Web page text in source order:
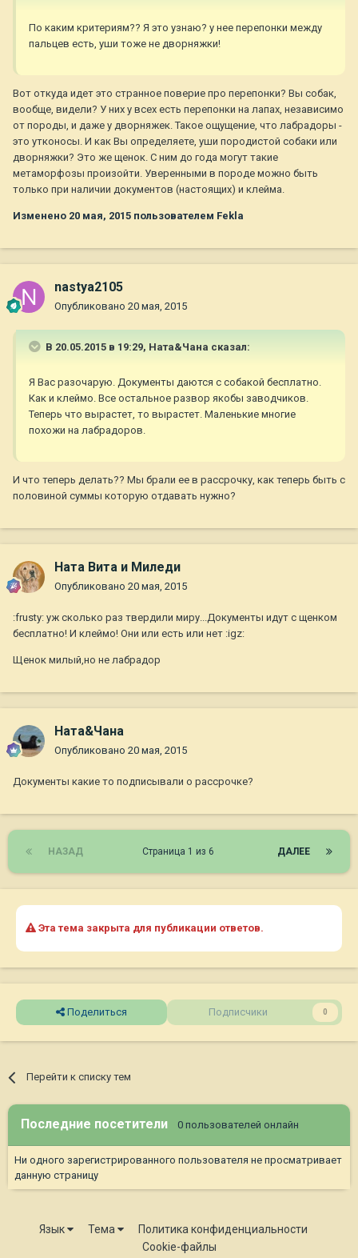
По каким критериям?? Я это узнаю? у нее перепонки между
пальцев есть, уши тоже не дворняжки!
Вот откуда идет это странное поверие про перепонки? Вы собак,
вообще, видели? У них у всех есть перепонки на лапах, независимо
от породы, и даже у дворняжек. Такое ощущение, что лабрадоры -
это утконосы. И как Вы определяете, уши породистой собаки или
дворняжки? Это же щенок. С ним до года могут такие
метаморфозы произойти. Уверенными в породе можно быть
только при наличии документов (настоящих) и клейма.
Изменено 20 мая, 2015 пользователем Fekla
nastya2105
Опубликовано 20 мая, 2015
В 20.05.2015 в 19:29, Ната&Чана сказал:
Я Вас разочарую. Документы даются с собакой бесплатно.
Как и клеймо. Все остальное развор якобы заводчиков.
Теперь что вырастет, то вырастет. Маленькие многие
похожи на лабрадоров.
И что теперь делать?? Мы брали ее в рассрочку, как теперь быть с
половиной суммы которую отдавать нужно?
Ната Вита и Миледи
Опубликовано 20 мая, 2015
:frusty: уж сколько раз твердили миру...Документы идут с щенком
бесплатно! И клеймо! Они или есть или нет :igz:
Щенок милый,но не лабрадор
Ната&Чана
Опубликовано 20 мая, 2015
Документы какие то подписывали о рассрочке?
НАЗАД ДАЛЕЕ
Страница 1 из 6
Эта тема закрыта для публикации ответов.
Поделиться Подписчики 0
Перейти к списку тем
Последние посетители 0 пользователей онлайн
Ни одного зарегистрированного пользователя не просматривает
данную страницу
Язык Тема
Политика конфиденциальности
Cookie-файлы